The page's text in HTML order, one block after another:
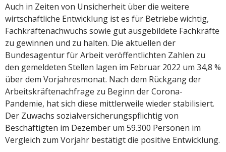
Auch in Zeiten von Unsicherheit über die weitere
wirtschaftliche Entwicklung ist es für Betriebe wichtig,
Fachkräftenachwuchs sowie gut ausgebildete Fachkräfte
zu gewinnen und zu halten. Die aktuellen der
Bundesagentur für Arbeit veröffentlichten Zahlen zu
den gemeldeten Stellen lagen im Februar 2022 um 34,8 %
über dem Vorjahresmonat. Nach dem Rückgang der
Arbeitskräftenachfrage zu Beginn der Corona-
Pandemie, hat sich diese mittlerweile wieder stabilisiert.
Der Zuwachs sozialversicherungspflichtig von
Beschäftigten im Dezember um 59.300 Personen im
Vergleich zum Vorjahr bestätigt die positive Entwicklung.